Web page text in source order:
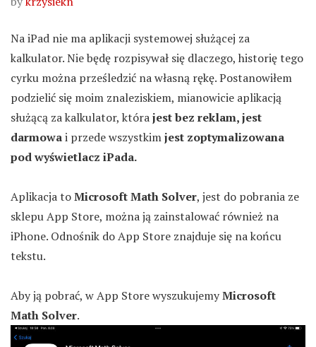
Na iPad nie ma aplikacji systemowej służącej za
kalkulator. Nie będę rozpisywał się dlaczego, historię tego
cyrku można prześledzić na własną rękę. Postanowiłem
podzielić się moim znaleziskiem, mianowicie aplikacją
służącą za kalkulator, którajest bez reklam, jest
darmowai przede wszystkimjest zoptymalizowana
pod wyświetlacz iPada.
Aplikacja toMicrosoft Math Solver, jest do pobrania ze
sklepu App Store, można ją zainstalować również na
iPhone. Odnośnik do App Store znajduje się na końcu
tekstu.
Aby ją pobrać, w App Store wyszukujemyMicrosoft
Math Solver.